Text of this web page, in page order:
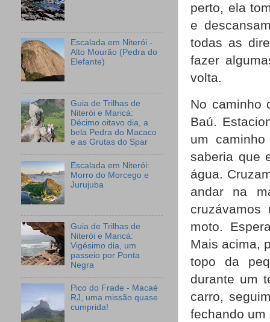
perto, ela
e
todas as
fazer
volta.
No caminho
Baú.
um
saberia que
água.
andar na
moto.
Mais acima,
topo da
durante um
carro,
fechando
Escalada em Niterói -
Alto Mourão (Pedra do
Elefante)
Guia de Trilhas de
Niterói e Maricá:
Décimo oitavo dia, a
bela Pedra do Macaco
e as Grutas do Spar
Escalada em Niterói:
Morro do Morcego e
Jurujuba
Guia de Trilhas de
Niterói e Maricá:
Vigésimo dia, um
passeio por Ponta
Negra
Pico do Frade - Macaé
RJ, uma missão quase
cumprida!